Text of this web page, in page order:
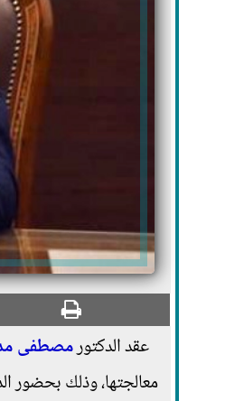
عقد الدكتورمصطفى
معالجتها، وذلك بحضور